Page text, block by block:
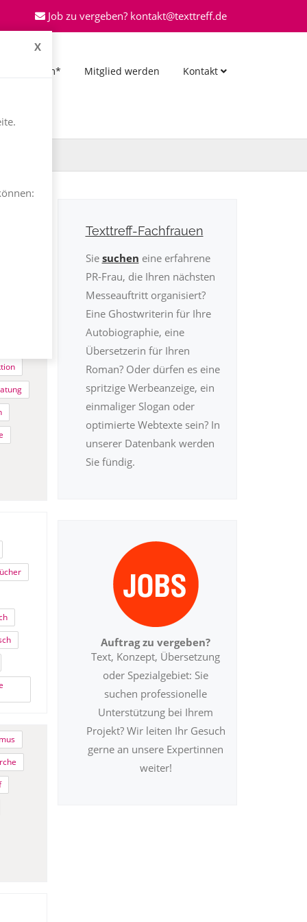
Job zu vergeben? kontakt@texttreff.de
*Forum* Mitglied werden Kontakt
Texttreff-Fachfrauen
Sie suchen eine erfahrene
PR-Frau, die Ihren nächsten
Messeauftritt organisiert?
Eine Ghostwriterin für Ihre
Autobiographie, eine
Übersetzerin für Ihren
Roman? Oder dürfen es eine
spritzige Werbeanzeige, ein
einmaliger Slogan oder
optimierte Webtexte sein? In
unserer Datenbank werden
Sie fündig.
Auftrag zu vergeben?
Text, Konzept, Übersetzung
oder Spezialgebiet: Sie
suchen professionelle
Unterstützung bei Ihrem
Projekt? Wir leiten Ihr Gesuch
gerne an unsere Expertinnen
weiter!
X